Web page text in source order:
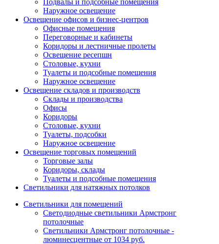
Наружное освещение
Освещение офисов и бизнес-центров
Офисные помещения
Переговорные и кабинеты
Коридоры и лестничные пролеты
Освещение ресепшн
Столовые, кухни
Туалеты и подсобные помещения
Наружное освещение
Освещение складов и производств
Склады и производства
Офисы
Коридоры
Столовые, кухни
Туалеты, подсобки
Наружное освещение
Освещение торговых помещений
Торговые залы
Коридоры, склады
Туалеты и подсобные помещения
Светильники для натяжных потолков
Светильники для помещений
Светодиодные светильники Армстронг
потолочные
Светильники Армстронг потолочные -
люминесцентные от 1034 руб.